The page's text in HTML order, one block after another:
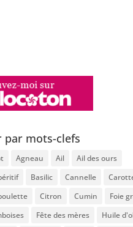
par mots-clefs
Agneau Ail
Ail des ours
Basilic Cannelle
Citron Cumin
Foie
Fête des mères Huile